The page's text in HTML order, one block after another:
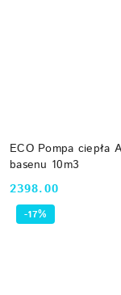
ECO Pompa ciepła
basenu 10m3
Cena:
2398.00
-17%